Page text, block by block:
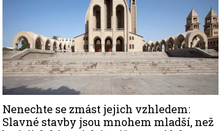
Nenechte se zmást jejich vzhledem:
Slavné stavby jsou mnohem mladší, než